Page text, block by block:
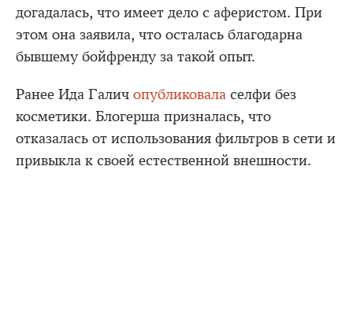
догадалась, что имеет дело с аферистом. При
этом она заявила, что осталась благодарна
бывшему бойфренду за такой опыт.
Ранее Ида Галич опубликовала селфи без
косметики. Блогерша призналась, что
отказалась от использования фильтров в сети и
привыкла к своей естественной внешности.